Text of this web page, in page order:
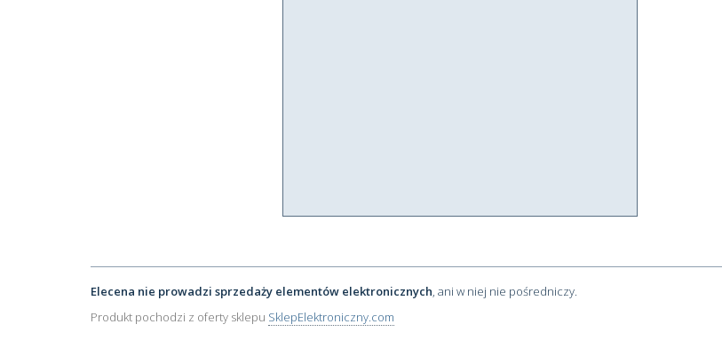
Elecena nie prowadzi sprzedaży elementów elektronicznych, ani w niej nie pośredniczy.
Produkt pochodzi z oferty sklepu SklepElektroniczny.com